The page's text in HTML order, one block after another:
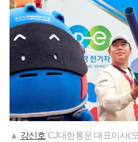
▲ 강신호 CJ대한통운 대표이사(